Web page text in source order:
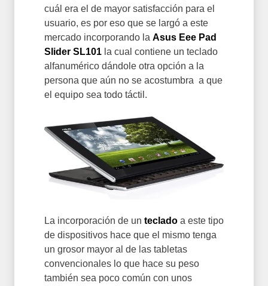
cuál era el de mayor satisfacción para el
usuario, es por eso que se largó a este
mercado incorporando la Asus Eee Pad
Slider SL101 la cual contiene un teclado
alfanumérico dándole otra opción a la
persona que aún no se acostumbra a que
el equipo sea todo táctil.
La incorporación de un teclado a este tipo
de dispositivos hace que el mismo tenga
un grosor mayor al de las tabletas
convencionales lo que hace su peso
también sea poco común con unos